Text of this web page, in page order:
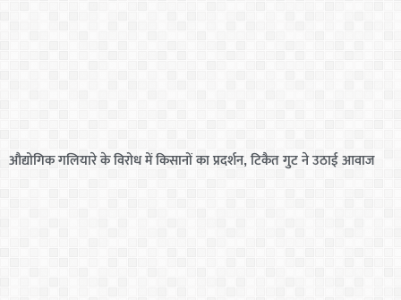
औद्योगिक गलियारे के विरोध में किसानों का प्रदर्शन, टिकैत गुट ने उठाई आवाज